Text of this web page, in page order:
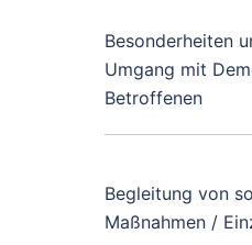
Besonderheiten
Umgang mit
Betroffenen
Begleitung von
Maßnahmen /